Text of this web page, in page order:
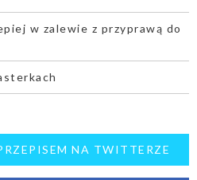
w zalewie z przyprawą do
NA TWITTERZE